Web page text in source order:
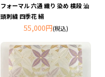
フォーマル 六通 織り 染め 横段 汕
頭刺繍 四季花 絹
55,000円(税込)